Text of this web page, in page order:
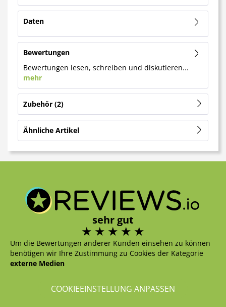
Daten
Bewertungen
Bewertungen lesen, schreiben und diskutieren...
mehr
Zubehör 2
Ähnliche Artikel
sehr gut
Um die Bewertungen anderer Kunden einsehen zu können
benötigen wir Ihre Zustimmung zu Cookies der Kategorie
externe Medien
COOKIEEINSTELLUNG ANPASSEN